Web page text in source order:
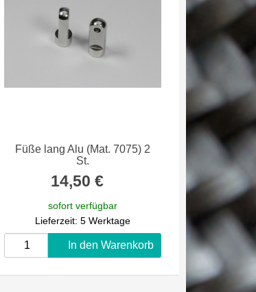
Füße lang Alu (Mat. 7075) 2
St.
14,50 €
sofort verfügbar
Lieferzeit: 5 Werktage
In den Warenkorb